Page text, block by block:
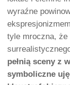
wyraźne
tyle mroczna,
pełnią sceny z
symboliczne